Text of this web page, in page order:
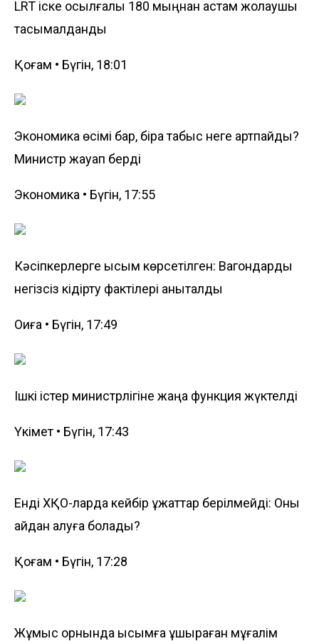
LRT іске қосылғалы 180 мыңнан астам жолаушы
тасымалданды
Қоғам • Бүгін, 18:01
Экономика өсімі бар, бірақ табыс неге артпайды?
Министр жауап берді
Экономика • Бүгін, 17:55
Кәсіпкерлерге қысым көрсетілген: Вагондарды
негізсіз кідірту фактілері анықталды
Оқиға • Бүгін, 17:49
Ішкі істер министрлігіне жаңа функция жүктелді
Үкімет • Бүгін, 17:43
Енді ХҚО-ларда кейбір құжаттар берілмейді: Оны
қайдан алуға болады?
Қоғам • Бүгін, 17:28
Жұмыс орнында қысымға ұшыраған мұғалім